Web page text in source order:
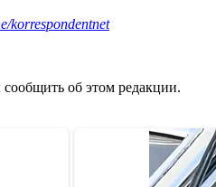
korrespondentnet
об этом редакции.